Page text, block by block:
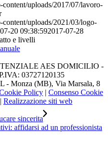
uploads/2017/07/lavoro-
uploads/2021/03/logo-
20 09:38:592017-07-28
e livelli
AES DOMICILIO -
03727120135
Monza (MB), Via Marsala, 8
Policy | Consenso Cookie
| Realizzazione siti web
affidarsi ad un professionista